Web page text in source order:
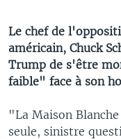
Le chef de
américain, Chuck
Trump de s'être
faible" face à son
"La Maison
seule, sinistre